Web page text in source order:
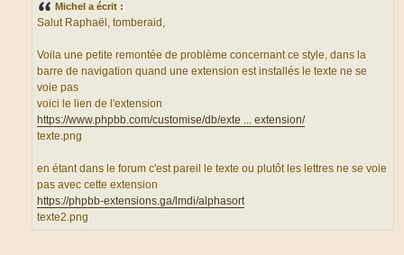
Michel a écrit :
Salut Raphaël, tomberaid,
Voila une petite remontée de problème concernant ce style, dans la
barre de navigation quand une extension est installés le texte ne se
voie pas
voici le lien de l'extension
https://www.phpbb.com/customise/db/exte ... extension/
texte.png
en étant dans le forum c'est pareil le texte ou plutôt les lettres ne se voie
pas avec cette extension
https://phpbb-extensions.ga/lmdi/alphasort
texte2.png